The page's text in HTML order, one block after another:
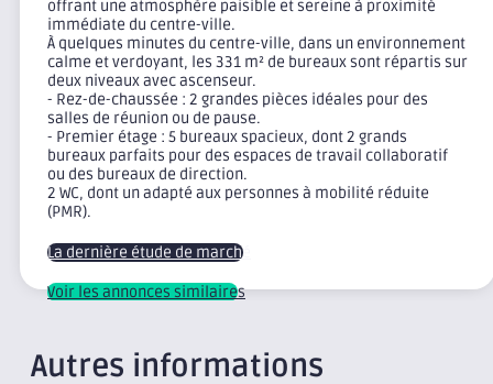
offrant une atmosphère paisible et sereine à proximité
immédiate du centre-ville.
À quelques minutes du centre-ville, dans un environnement
calme et verdoyant, les 331 m² de bureaux sont répartis sur
deux niveaux avec ascenseur.
- Rez-de-chaussée : 2 grandes pièces idéales pour des
salles de réunion ou de pause.
- Premier étage : 5 bureaux spacieux, dont 2 grands
bureaux parfaits pour des espaces de travail collaboratif
ou des bureaux de direction.
2 WC, dont un adapté aux personnes à mobilité réduite
(PMR).
La dernière étude de marché
Voir les annonces similaires
Autres informations